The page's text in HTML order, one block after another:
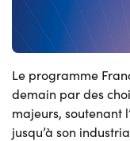
Le programme
demain par des
majeurs, soutenant
jusqu’à son